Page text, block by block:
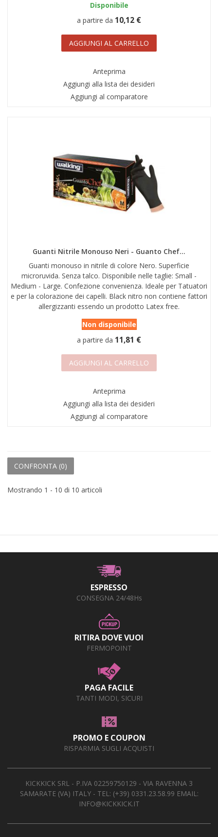
Disponibile
a partire da 10,12 €
AGGIUNGI AL CARRELLO
Anteprima
Aggiungi alla lista dei desideri
Aggiungi al comparatore
Guanti Nitrile Monouso Neri - Guanto Chef...
Guanti monouso in nitrile di colore Nero. Superficie
microruvida. Senza talco. Disponibile nelle taglie: Small -
Medium - Large. Confezione convenienza. Ideale per Tatuatori
e per la colorazione dei capelli. Black nitro non contiene fattori
allergizzanti essendo un prodotto Latex free.
Non disponibile
a partire da 11,81 €
AGGIUNGI AL CARRELLO
Anteprima
Aggiungi alla lista dei desideri
Aggiungi al comparatore
CONFRONTA (0)
Mostrando 1 - 10 di 10 articoli
ESPRESSO
CONSEGNA 24/48Hs
RITIRA DOVE VUOI
FERMOPOINT
PAGA FACILE
TANTI MODI, SICURI
PROMO E COUPON
RISPARMIA SUGLI ACQUISTI
KICKKICK SRL - P.IVA 02259750129 - VIA RAVENNA 3
SAMARATE (VA) ITALY - TEL: (+39) 0331.23.58.99 EMAIL:
INFO@KICKKICK.IT